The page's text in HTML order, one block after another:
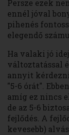
Persze ezek
ennél jóval
pihenés
elegendő
Ha valaki jó
változtatással
annyit
"5-6 órát".
amíg ez nincs
de az 5-6
fejlődés. A
kevesebb)